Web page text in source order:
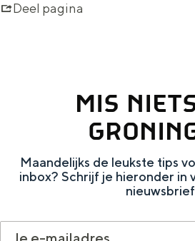
Deel pagina
MIS
Maandelijks de leukste tips
inbox? Schrijf je hieronder in
nieuwsbrief